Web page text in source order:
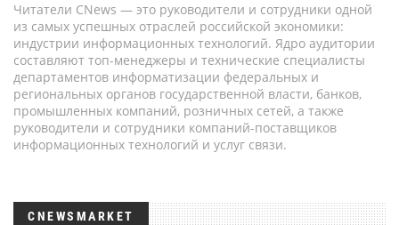
Читатели CNews — это руководители и сотрудники одной
из самых успешных отраслей российской экономики:
индустрии информационных технологий. Ядро аудитории
составляют топ-менеджеры и технические специалисты
департаментов информатизации федеральных и
региональных органов государственной власти, банков,
промышленных компаний, розничных сетей, а также
руководители и сотрудники компаний-поставщиков
информационных технологий и услуг связи.
CNEWSMARKET